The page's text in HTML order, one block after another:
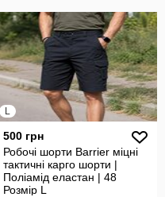
L
500 грн
Робочі шорти Barrier міцні
тактичні карго шорти |
Поліамід еластан | 48
Розмір L